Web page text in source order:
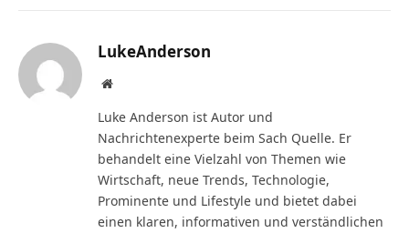
LukeAnderson
Website
Luke Anderson ist Autor und
Nachrichtenexperte beim Sach Quelle. Er
behandelt eine Vielzahl von Themen wie
Wirtschaft, neue Trends, Technologie,
Prominente und Lifestyle und bietet dabei
einen klaren, informativen und verständlichen